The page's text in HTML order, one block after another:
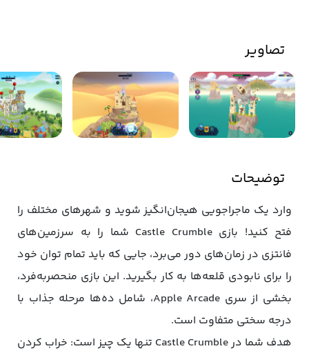
تصاویر
توضیحات
وارد یک ماجراجویی هیجان‌انگیز شوید و شهر‌های مختلف را
فتح کنید! بازی Castle Crumble شما را به سرزمین‌های
فانتزی در زمان‌های دور می‌برد، جایی که باید تمام توان خود
را برای نابودی قلعه‌ها به کار بگیرید. این بازی منحصربه‌فرد،
بخشی از سری Apple Arcade، شامل ده‌ها مرحله جذاب با
درجه سختی متفاوت است.
هدف شما در Castle Crumble تنها یک چیز است: خراب کردن